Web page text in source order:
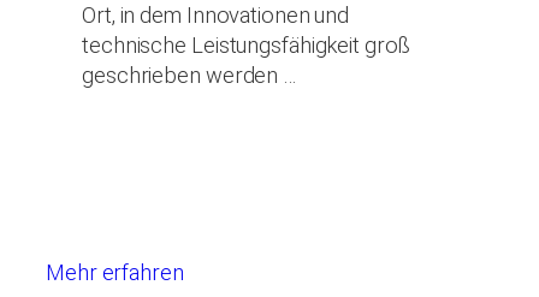
Ort, in dem Innovationen und
technische Leistungsfähigkeit groß
geschrieben werden …
Mehr erfahren